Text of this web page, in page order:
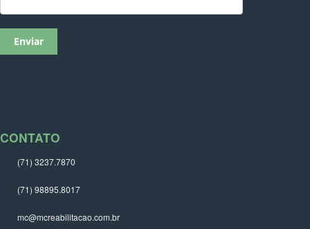
CONTATO
(71) 3237.7870
(71) 98895.8017
mc@mcreabilitacao.com.br